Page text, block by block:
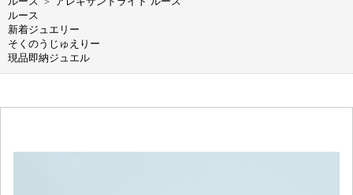
ルース
新着ジュエリー
そくのうじゅえりー
現品即納ジュエル